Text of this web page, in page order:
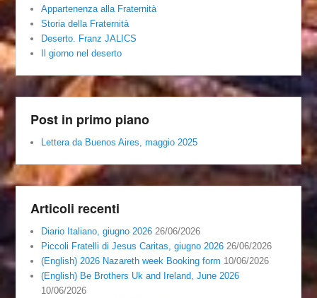
Appartenenza alla Fraternità
Storia della Fraternità
Deserto. Franz JALICS
Il giorno nel deserto
Post in primo piano
Lettera da Buenos Aires, maggio 2025
Articoli recenti
Diario Italiano, giugno 2026 26/06/2026
Piccoli Fratelli di Jesus Caritas, giugno 2026 26/06/2026
(English) 2026 Nazareth week Booking form 10/06/2026
(English) Be Brothers Uk and Ireland, June 2026
10/06/2026